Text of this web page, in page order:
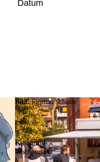
Datum
Bild:Stephan Schütze
Kategorie
Wochenmarkt